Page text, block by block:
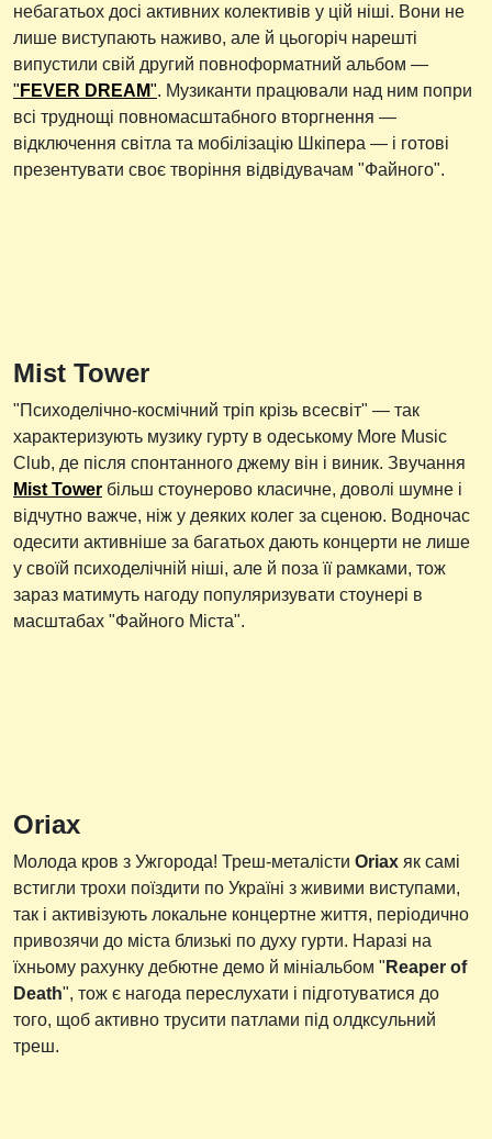
небагатьох досі активних колективів у цій ніші. Вони не
лише виступають наживо, але й цьогоріч нарешті
випустили свій другий повноформатний альбом —
" FEVER DREAM". Музиканти працювали над ним попри
всі труднощі повномасштабного вторгнення —
відключення світла та мобілізацію Шкіпера — і готові
презентувати своє творіння відвідувачам "Файного".
Mist Tower
"Психоделічно-космічний тріп крізь всесвіт" — так
характеризують музику гурту в одеському More Music
Club, де після спонтанного джему він і виник. Звучання
Mist Tower більш стоунерово класичне, доволі шумне і
відчутно важче, ніж у деяких колег за сценою. Водночас
одесити активніше за багатьох дають концерти не лише
у своїй психоделічній ніші, але й поза її рамками, тож
зараз матимуть нагоду популяризувати стоунері в
масштабах "Файного Міста".
Oriax
Молода кров з Ужгорода! Треш-металісти Oriax як самі
встигли трохи поїздити по Україні з живими виступами,
так і активізують локальне концертне життя, періодично
привозячи до міста близькі по духу гурти. Наразі на
їхньому рахунку дебютне демо й мініальбом " Reaper of
Death", тож є нагода переслухати і підготуватися до
того, щоб активно трусити патлами під олдксульний
треш.